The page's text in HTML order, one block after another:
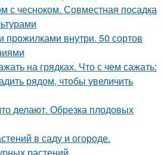
с чесноком. Совместная посадка
прожилками внутри. 50 сортов
на грядках. Что с чем сажать:
рядом, чтобы увеличить
делают. Обрезка плодовых
в саду и огороде.